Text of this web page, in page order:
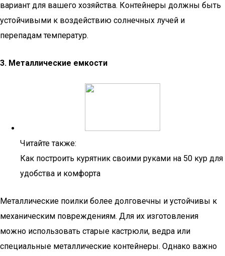
вариант для вашего хозяйства. Контейнеры должны быть
устойчивыми к воздействию солнечных лучей и
перепадам температур.
3. Металлические емкости
Читайте также:
Как построить курятник своими руками на 50 кур для
удобства и комфорта
Металлические поилки более долговечны и устойчивы к
механическим повреждениям. Для их изготовления
можно использовать старые кастрюли, ведра или
специальные металлические контейнеры. Однако важно